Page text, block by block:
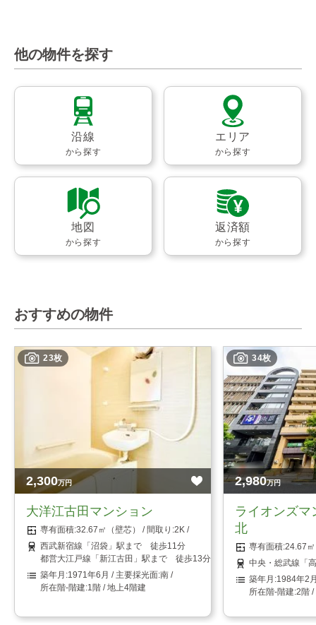
他の物件を探す
沿線
から探す
エリア
から探す
地図
から探す
返済額
から探す
おすすめの物件
23枚
2,300万円
大洋江古田マンション
32.67㎡（壁芯）
2K
西武新宿線「沼袋」駅まで 徒歩11分
都営大江戸線「新江古田」駅まで 徒歩13分
1971年6月
南
1階 / 地上4階建
34枚
2,980万円
ライオンズマ
北
24.67
中央・総武線「
1984年2
2階 /